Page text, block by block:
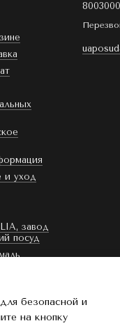
и уход
завод
посуд
безопасной и
на кнопку